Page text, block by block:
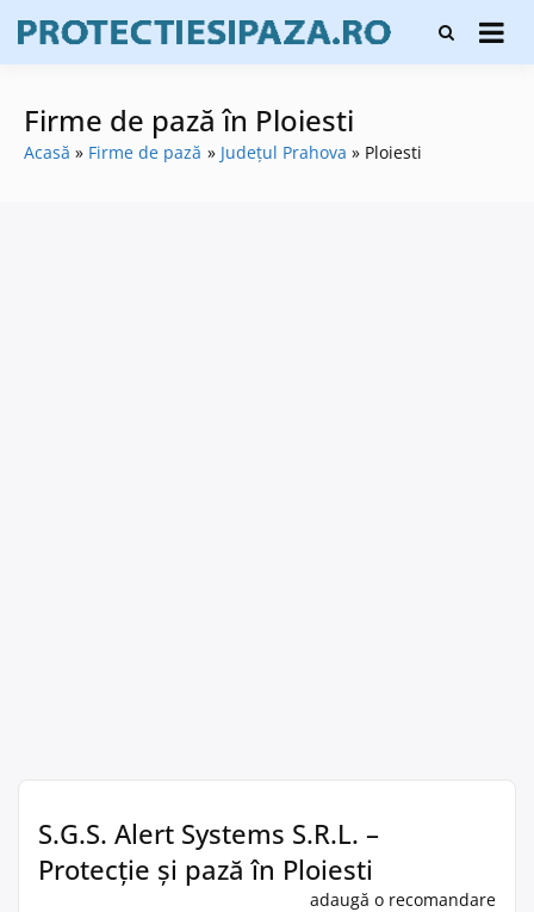
content
Firme de
protecție și
evaluatori de
Firme de pază în Ploiesti
Acasă Firme de pază Județul Prahova Ploiesti
S.G.S. Alert Systems S.R.L. –
Protecție și pază în Ploiesti
adaugă o recomandare